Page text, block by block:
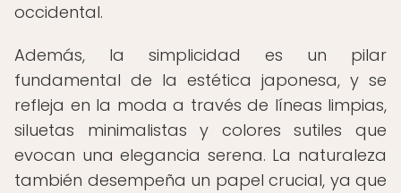
occidental.
Además, la simplicidad es un pilar
fundamental de la estética japonesa, y se
refleja en la moda a través de líneas limpias,
siluetas minimalistas y colores sutiles que
evocan una elegancia serena. La naturaleza
también desempeña un papel crucial, ya que